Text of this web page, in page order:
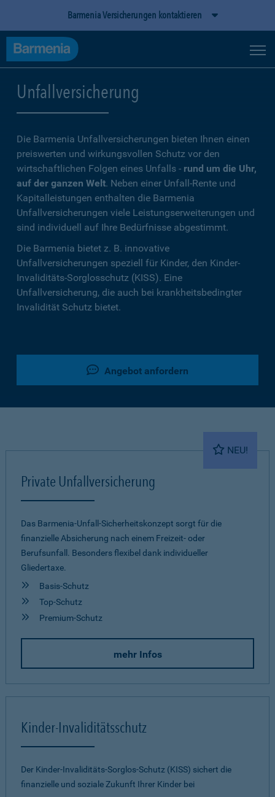
Barmenia Versicherungen kontaktieren
Unfallversicherung
Die Barmenia Unfallversicherungen bieten Ihnen einen
preiswerten und wirkungsvollen Schutz vor den
wirtschaftlichen Folgen eines Unfalls - rund um die Uhr,
auf der ganzen Welt. Neben einer Unfall-Rente und
Kapitalleistungen enthalten die Barmenia
Unfallversicherungen viele Leistungserweiterungen und
sind individuell auf Ihre Bedürfnisse abgestimmt.
Die Barmenia bietet z. B. innovative
Unfallversicherungen speziell für Kinder, den Kinder-
Invaliditäts-Sorglosschutz (KISS). Eine
Unfallversicherung, die auch bei krankheitsbedingter
Invalidität Schutz bietet.
Angebot anfordern
NEU!
Private Unfallversicherung
Das Barmenia-Unfall-Sicherheitskonzept sorgt für die
finanzielle Absicherung nach einem Freizeit- oder
Berufsunfall. Besonders flexibel dank individueller
Gliedertaxe.
Basis-Schutz
Top-Schutz
Premium-Schutz
mehr Infos
Kinder-Invaliditätsschutz
Der Kinder-Invaliditäts-Sorglos-Schutz (KISS) sichert die
finanzielle und soziale Zukunft Ihrer Kinder bei